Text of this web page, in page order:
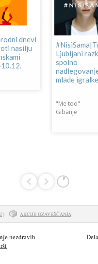
dnevi
nasilju
Ljubljani
spolno
mlade igralke
"Me too"
Gibanje
| AKCIJE OZAVEŠČANJA
nezdravih